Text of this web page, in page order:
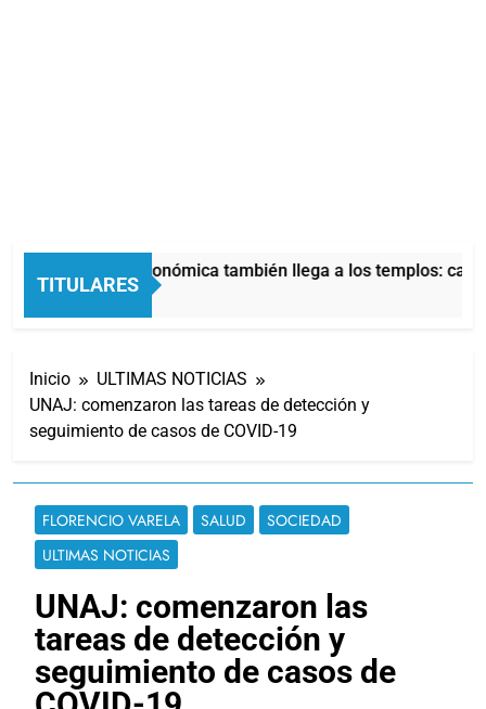
TITULARES
La crisis económica también llega a los templos:
11 Horas Atrás
Inicio
ULTIMAS NOTICIAS
UNAJ: comenzaron las tareas de detección y
seguimiento de casos de COVID-19
FLORENCIO VARELA SALUD
SOCIEDAD
ULTIMAS NOTICIAS
UNAJ: comenzaron las
tareas de detección y
seguimiento de casos de